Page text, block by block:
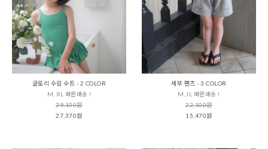
글로리 수읨 수트 - 2 COLOR
M, XL 빠른배송 !
39,100원
27,370원
세부 팬츠 - 3 COLOR
M,JL 빠른배송 !
22,100원
15,470원